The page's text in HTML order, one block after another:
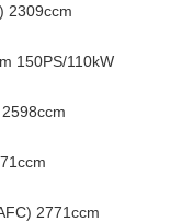
2309ccm
150PS/110kW
2771ccm